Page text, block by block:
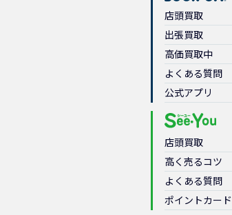
店頭買取
出張買取
高価買取中
よくある質問
公式アプリ
店頭買取
高く売るコツ
よくある質問
ポイントカード